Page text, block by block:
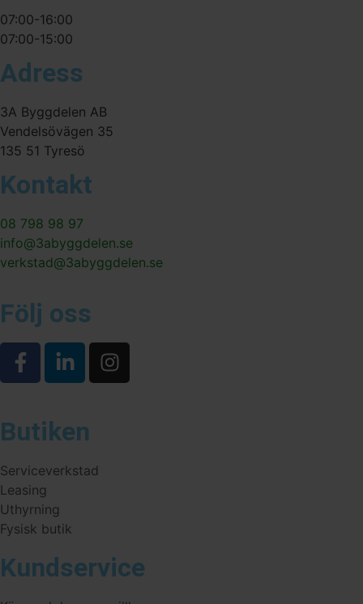
07:00-16:00
07:00-15:00
Adress
3A Byggdelen AB
Vendelsövägen 35
135 51 Tyresö
Kontakt
08 798 98 97
info@3abyggdelen.se
verkstad@3abyggdelen.se
Följ oss
Butiken
Serviceverkstad
Leasing
Uthyrning
Fysisk butik
Kundservice